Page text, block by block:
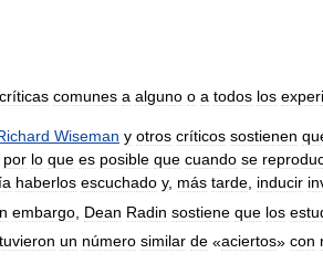
críticas comunes a alguno o a todos los
Wiseman y otros críticos sostienen
por lo que es posible que cuando se
haberlos escuchado y, más tarde inducir
embargo Dean Radin sostiene que los
tuvieron un número similar de «aciertos» con